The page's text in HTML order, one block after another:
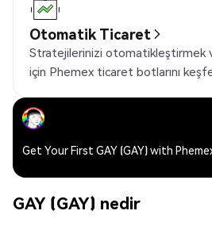
Otomatik Ticaret
Stratejilerinizi
için Phemex ticaret botlarını
Get Your First GAY (GAY) with
GAY (GAY) nedir